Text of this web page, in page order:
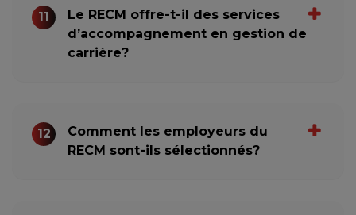
11
Le RECM offre-t-il des services
d’accompagnement en gestion de
carrière?
12
Comment les employeurs du
RECM sont-ils sélectionnés?